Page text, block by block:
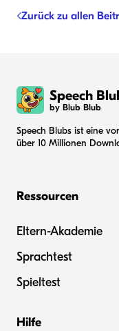
Zurück zu allen
Speech
by Blub Blub
Speech Blubs ist eine
über 10 Millionen
Ressourcen
Eltern-Akademie
Sprachtest
Spieltest
Hilfe